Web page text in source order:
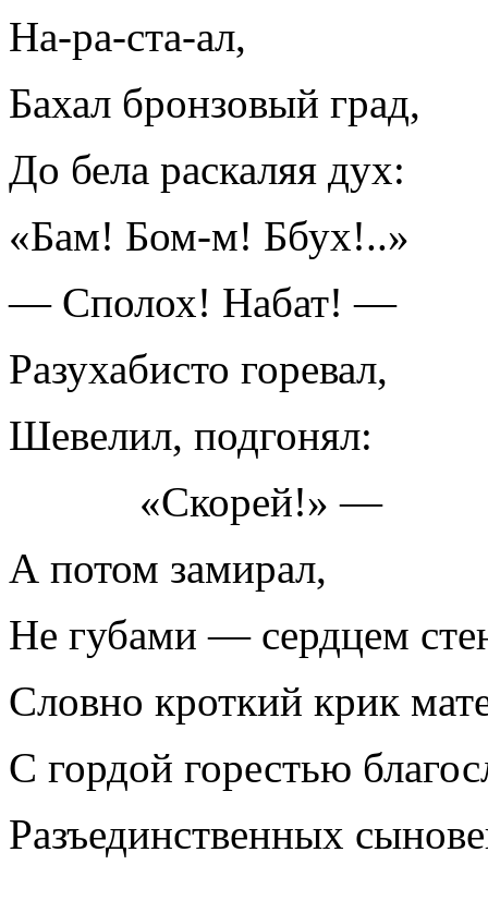
На-ра-ста-ал,
Бахал бронзовый град,
До бела раскаляя дух:
«Бам! Бом-м! Ббух!..»
— Сполох! Набат! —
Разухабисто горевал,
Шевелил, подгонял:
«Скорей!» —
А потом замирал,
Не губами — сердцем
Словно кроткий крик
С гордой горестью
Разъединственных